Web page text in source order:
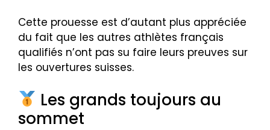
Cette prouesse est d’autant plus appréciée
du fait que les autres athlètes français
qualifiés n’ont pas su faire leurs preuves sur
les ouvertures suisses.
Les grands toujours au
sommet